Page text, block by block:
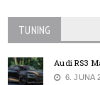
TUNING
Audi RS3
6. JUNA